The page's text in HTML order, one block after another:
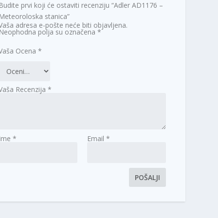
Budite prvi koji će ostaviti recenziju “Adler AD1176 –
Meteoroloska stanica”
adresa e-pošte neće biti objavljena.
Neophodna polja su označena*
Ocena*
Recenzija*
Ime* Email*